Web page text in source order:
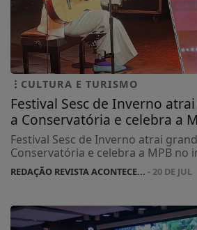
CULTURA E TURISMO
Festival Sesc de Inverno
a Conservatória e celebra a
Festival Sesc de Inverno atrai
Conservatória e celebra a MPB no
REDAÇÃO REVISTA ACONTECE... - 20 DE JUL